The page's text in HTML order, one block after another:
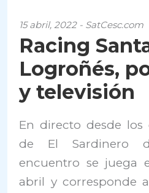
15 abril, 2022 - SatCesc.com
Racing
Logroñés,
y televisión
En directo desde
de El Sardinero
encuentro se juega
abril y corresponde